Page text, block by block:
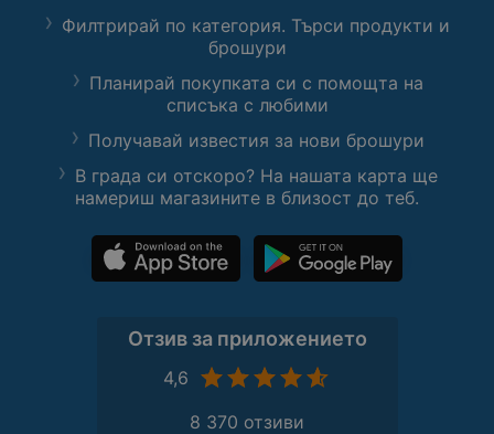
Филтрирай по категория. Търси продукти и
брошури
Планирай покупката си с помощта на
списъка с любими
Получавай известия за нови брошури
В града си отскоро? На нашата карта ще
намериш магазините в близост до теб.
Отзив за приложението
4,6
8 370 отзиви